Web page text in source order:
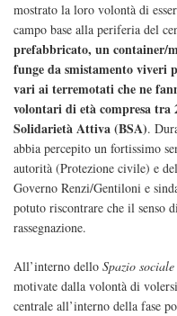
mostrato la loro volontà di
campo base alla periferia del
prefabbricato, un container/
funge da smistamento viveri
vari ai terremotati che ne
volontari di età compresa
Solidarietà Attiva (BSA).
abbia percepito un fortissimo
autorità (Protezione civile) e
Governo Renzi/Gentiloni e
potuto riscontrare che il senso
rassegnazione.
All’interno dello Spazio
motivate dalla volontà di
centrale all’interno della fase